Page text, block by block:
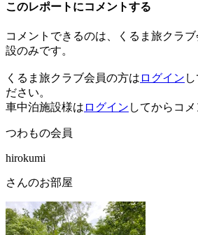
このレポートにコメントする
コメントできるのは、くるま旅クラ
設のみです。
くるま旅クラブ会員の方は ログイン
ださい。
車中泊施設様は ログイン してからコ
つわもの会員
hirokumi
さんのお部屋